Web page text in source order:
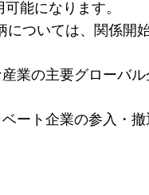
能になります。
ついては、関係開
業の主要グローバ
ート企業の参入・撤